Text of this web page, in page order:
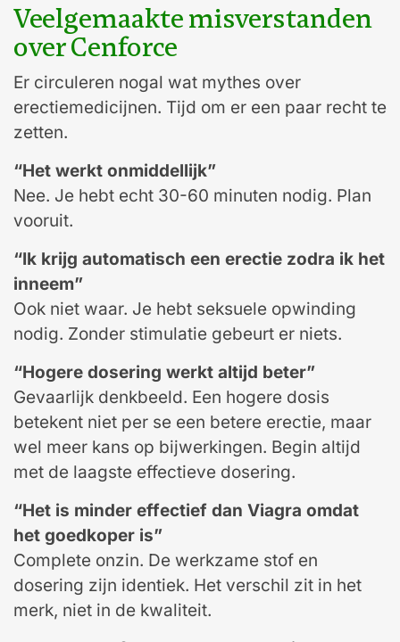
Veelgemaakte misverstanden
over Cenforce
Er circuleren nogal wat mythes over
erectiemedicijnen. Tijd om er een paar recht te
zetten.
“Het werkt onmiddellijk”
Nee. Je hebt echt 30-60 minuten nodig. Plan
vooruit.
“Ik krijg automatisch een erectie zodra ik het
inneem”
Ook niet waar. Je hebt seksuele opwinding
nodig. Zonder stimulatie gebeurt er niets.
“Hogere dosering werkt altijd beter”
Gevaarlijk denkbeeld. Een hogere dosis
betekent niet per se een betere erectie, maar
wel meer kans op bijwerkingen. Begin altijd
met de laagste effectieve dosering.
“Het is minder effectief dan Viagra omdat
het goedkoper is”
Complete onzin. De werkzame stof en
dosering zijn identiek. Het verschil zit in het
merk, niet in de kwaliteit.